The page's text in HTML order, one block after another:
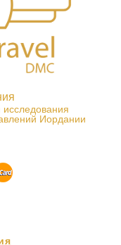
Иордании